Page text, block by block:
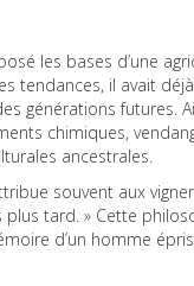
les bases d’une
tendances, il avait
générations futures.
chimiques,
ancestrales.
souvent aux
tard. » Cette
d’un homme